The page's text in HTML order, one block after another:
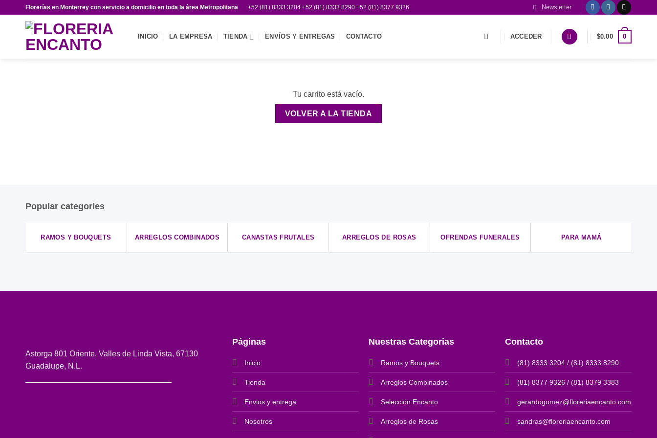
contenido
Florerías en Monterrey con servicio a domicilio en toda la área Metropolitana +52 (81) 8333 3204 +52 (81) 8333 8290 +52 (81) 8377 9326 Newsletter
INICIO LA EMPRESA TIENDA ENVÍOS Y ENTREGAS CONTACTO ACCEDER $0.00 0
Tu carrito está vacío.
VOLVER A LA TIENDA
Popular categories
RAMOS Y BOUQUETS ARREGLOS COMBINADOS CANASTAS FRUTALES ARREGLOS DE ROSAS OFRENDAS FUNERALES PARA MAMÁ
Astorga 801 Oriente, Valles de Linda Vista, 67130
Guadalupe, N.L.
Páginas
Inicio
Tienda
Envios y entrega
Nosotros
Nuestras Categorias
Ramos y Bouquets
Arreglos Combinados
Selección Encanto
Arreglos de Rosas
Contacto
(81) 8333 3204 / (81) 8333 8290
(81) 8377 9326 / (81) 8379 3383
gerardogomez@floreriaencanto.com
sandras@floreriaencanto.com